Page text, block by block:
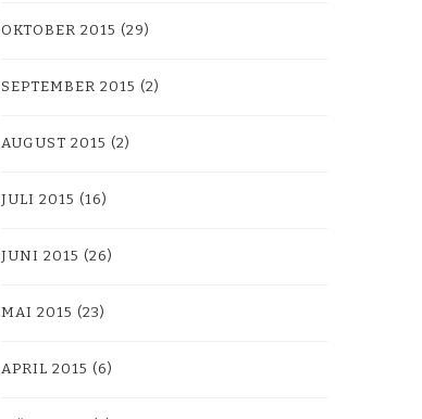
OKTOBER 2015 (29)
SEPTEMBER 2015 (2)
AUGUST 2015 (2)
JULI 2015 (16)
JUNI 2015 (26)
MAI 2015 (23)
APRIL 2015 (6)